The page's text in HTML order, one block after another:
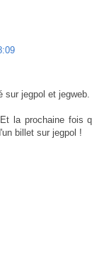
sur jegpol et jegweb.
la prochaine
billet sur jegpol !